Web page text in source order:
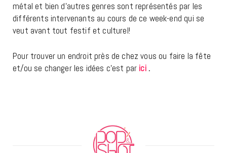
métal et bien d’autres genres sont représentés par les
différents intervenants au cours de ce week-end qui se
veut avant tout festif et culturel!
Pour trouver un endroit près de chez vous ou faire la fête
et/ou se changer les idées c’est par ici.